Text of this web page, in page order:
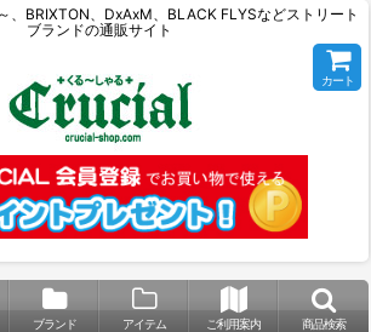
、BRIXTON、DxAxM、BLACK FLYSなどストリート
ブランドの通販サイト
カート
ブランド アイテム ご利用案内 商品検索